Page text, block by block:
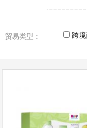
日本LION
日本Biore
CeraVe适
贸易类型： 跨